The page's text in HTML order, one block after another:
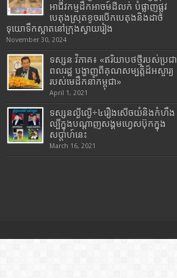
អាជីវកម្មដឹកអាចម៍ដីលក់ បំផ្លាញផ្លូវ
បេតុងស្រុតខូចរបើកបេតុងនិងដាច់
ទុយោទឹកស្អាតនៅក្រុងស្វាយរៀង
November 30, 2024
ទស្សនៈវិភាគ៖ «ឥរិយាបថថ្មីរបស់ប្រជា
ពលរដ្ឋ បង្ហាញពីគុណសម្បត្តិដ៏អស្ចារ្យ
របស់មេដឹកនាំកម្ពុជា»
April 1, 2021
ទស្សនល្ងីល្ងើ÷៤រឿងសើចយំនិងកំហឹង
ល្បីក្នុងបណ្តាញសង្គមហ្វេសប៊ុកក្នុង
សប្តាហ៍នេះ
March 16, 2021